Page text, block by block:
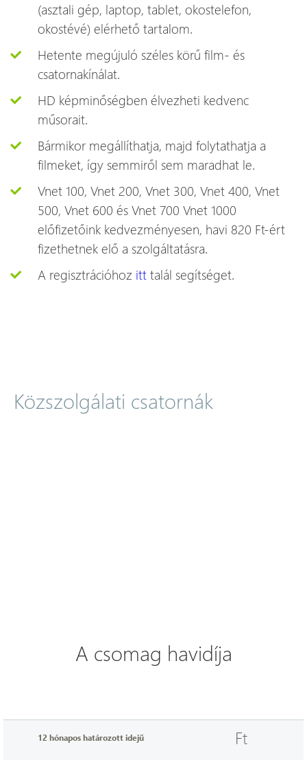
(asztali gép, laptop, tablet, okostelefon,
okostévé) elérhető tartalom.
Hetente megújuló széles körű film- és
csatornakínálat.
HD képminőségben élvezheti kedvenc
műsorait.
Bármikor megállíthatja, majd folytathatja a
filmeket, így semmiről sem maradhat le.
Vnet 100, Vnet 200, Vnet 300, Vnet 400, Vnet
500, Vnet 600 és Vnet 700 Vnet 1000
előfizetőink kedvezményesen, havi 820 Ft-ért
fizethetnek elő a szolgáltatásra.
A regisztrációhoz itt talál segítséget.
Közszolgálati csatornák
A csomag havidíja
12 hónapos határozott idejű Ft